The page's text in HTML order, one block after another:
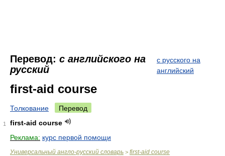
Перевод: с английского на
русский
с русского на
английский
first-aid course
Толкование Перевод
1
first-aid course
Реклама: курс первой помощи
Универсальный англо-русский словарь > first-aid course